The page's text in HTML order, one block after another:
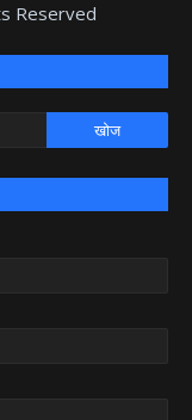
Reserved